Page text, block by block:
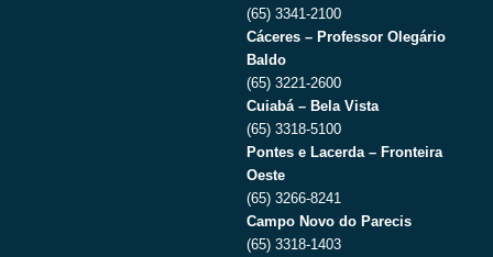
(65) 3341-2100
Cáceres – Professor Olegário
Baldo
(65) 3221-2600
Cuiabá – Bela Vista
(65) 3318-5100
Pontes e Lacerda – Fronteira
Oeste
(65) 3266-8241
Campo Novo do Parecis
(65) 3318-1403